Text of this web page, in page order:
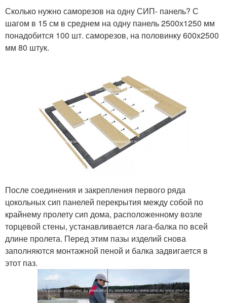
Сколько нужно саморезов на одну СИП- панель? С
шагом в 15 см в среднем на одну панель 2500х1250 мм
понадобится 100 шт. саморезов, на половинку 600х2500
мм 80 штук.
После соединения и закрепления первого ряда
цокольных сип панелей перекрытия между собой по
крайнему пролету сип дома, расположенному возле
торцевой стены, устанавливается лага-балка по всей
длине пролета. Перед этим пазы изделий снова
заполняются монтажной пеной и балка задвигается в
этот паз.